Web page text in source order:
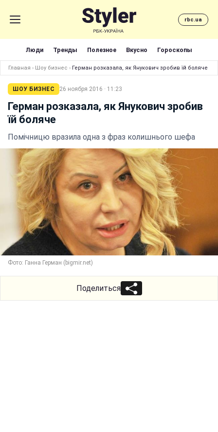
rbc.ua
Люди Тренды Полезное Вкусно Гороскопы
Главная › Шоу бизнес › Герман розказала, як Янукович зробив їй боляче
ШОУ БИЗНЕС 26 ноября 2016 · 11:23
Герман розказала, як Янукович зробив
їй боляче
Помічницю вразила одна з фраз колишнього шефа
Фото: Ганна Герман (bigmir.net)
Поделиться